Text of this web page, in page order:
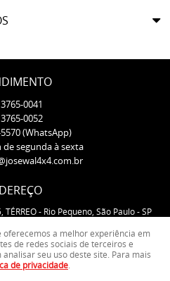
0041
0052
(WhatsApp)
de segunda à sexta
- Rio Pequeno, São Paulo-SP
CRIADA POR
a melhor experiência em
de redes sociais de terceiros e
seu uso deste site. Para mais
de privacidade